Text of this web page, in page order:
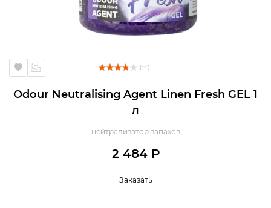
( 14 )
Odour Neutralising Agent Linen Fresh GEL 1
л
нейтрализатор запахов
2 484 Р
Заказать